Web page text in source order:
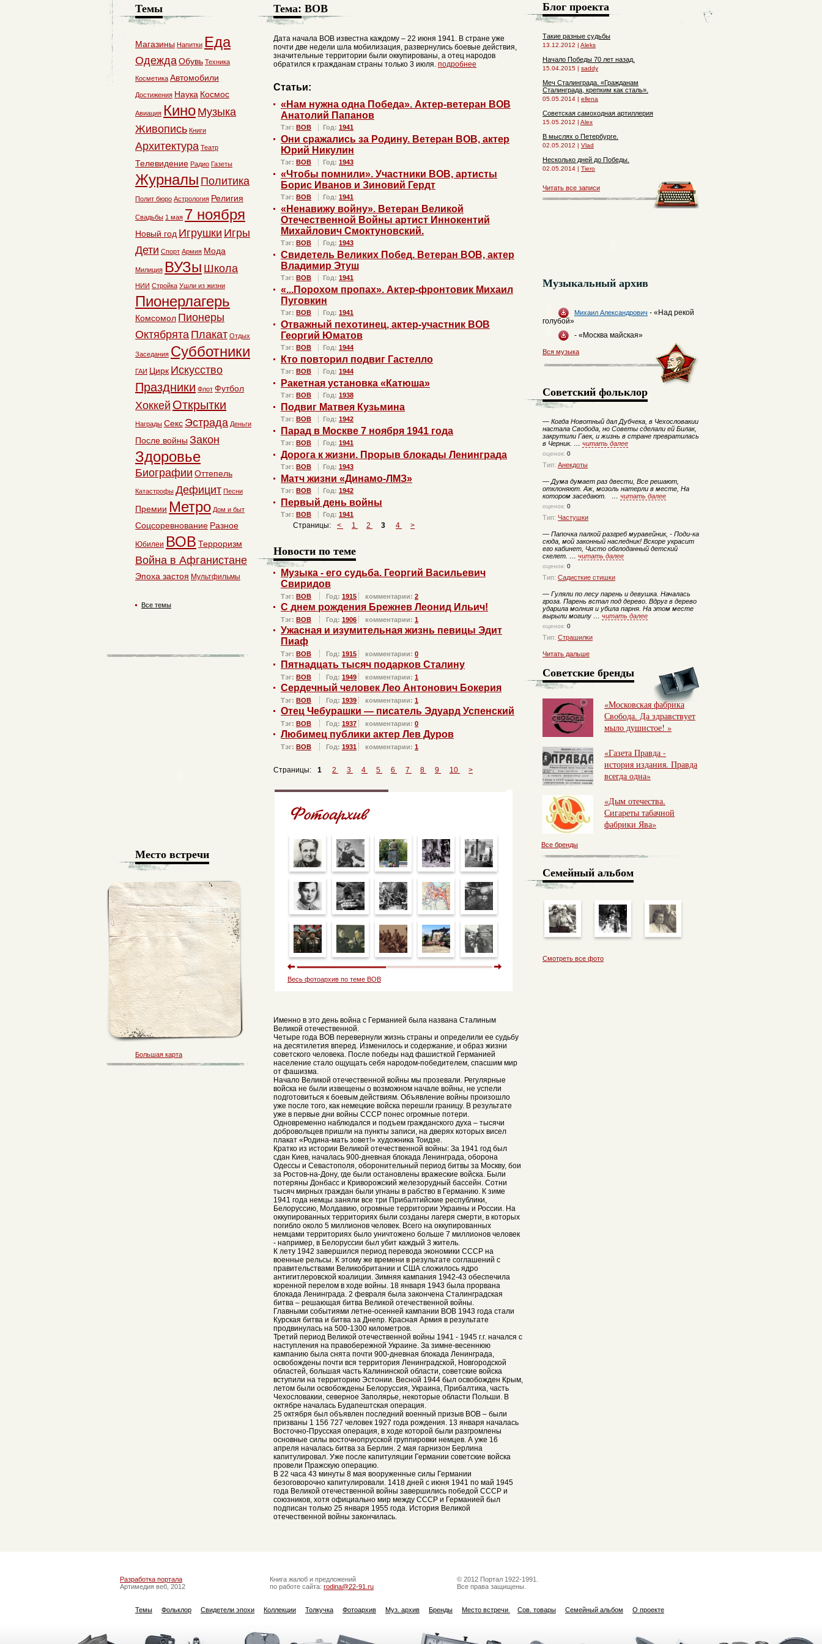
Тема: ВОВ
Дата начала ВОВ известна каждому – 22 июня 1941. В стране уже
почти две недели шла мобилизация, развернулись боевые действия,
значительные территории были оккупированы, а отец народов
обратился к гражданам страны только 3 июля. подробнее
Статьи:
«Нам нужна одна Победа». Актер-ветеран ВОВ
Анатолий Папанов
Тэг: ВОВ Год: 1941
Они сражались за Родину. Ветеран ВОВ, актер
Юрий Никулин
Тэг: ВОВ Год: 1943
«Чтобы помнили». Участники ВОВ, артисты
Борис Иванов и Зиновий Гердт
Тэг: ВОВ Год: 1941
«Ненавижу войну». Ветеран Великой
Отечественной Войны артист Иннокентий
Михайлович Смоктуновский.
Тэг: ВОВ Год: 1943
Свидетель Великих Побед. Ветеран ВОВ, актер
Владимир Этуш
Тэг: ВОВ Год: 1941
«...Порохом пропах». Актер-фронтовик Михаил
Пуговкин
Тэг: ВОВ Год: 1941
Отважный пехотинец, актер-участник ВОВ
Георгий Юматов
Тэг: ВОВ Год: 1944
Кто повторил подвиг Гастелло
Тэг: ВОВ Год: 1944
Ракетная установка «Катюша»
Тэг: ВОВ Год: 1938
Подвиг Матвея Кузьмина
Тэг: ВОВ Год: 1942
Парад в Москве 7 ноября 1941 года
Тэг: ВОВ Год: 1941
Дорога к жизни. Прорыв блокады Ленинграда
Тэг: ВОВ Год: 1943
Матч жизни «Динамо-ЛМЗ»
Тэг: ВОВ Год: 1942
Первый день войны
Тэг: ВОВ Год: 1941
Страницы: < 1 2 3 4 >
Новости по теме
Музыка - его судьба. Георгий Васильевич
Свиридов
Тэг: ВОВ Год: 1915 комментарии: 2
С днем рождения Брежнев Леонид Ильич!
Тэг: ВОВ Год: 1906 комментарии: 1
Ужасная и изумительная жизнь певицы Эдит
Пиаф
Тэг: ВОВ Год: 1915 комментарии: 0
Пятнадцать тысяч подарков Сталину
Тэг: ВОВ Год: 1949 комментарии: 1
Сердечный человек Лео Антонович Бокерия
Тэг: ВОВ Год: 1939 комментарии: 1
Отец Чебурашки — писатель Эдуард Успенский
Тэг: ВОВ Год: 1937 комментарии: 0
Любимец публики актер Лев Дуров
Тэг: ВОВ Год: 1931 комментарии: 1
Страницы: 1 2 3 4 5 6 7 8 9 10 >
Весь фотоархив по теме ВОВ
Именно в это день война с Германией была названа Сталиным
Великой отечественной.
Четыре года ВОВ перевернули жизнь страны и определили ее судьбу
на десятилетия вперед. Изменилось и содержание, и образ жизни
советского человека. После победы над фашисткой Германией
население стало ощущать себя народом-победителем, спасшим мир
от фашизма.
Начало Великой отечественной войны мы прозевали. Регулярные
войска не были извещены о возможном начале войны, не успели
подготовиться к боевым действиям. Объявление войны произошло
уже после того, как немецкие войска перешли границу. В результате
уже в первые дни войны СССР понес огромные потери.
Одновременно наблюдался и подъем гражданского духа – тысячи
добровольцев пришли на пункты записи, на дверях которых висел
плакат «Родина-мать зовет!» художника Тоидзе.
Кратко из истории Великой отечественной войны: За 1941 год был
сдан Киев, началась 900-дневная блокада Ленинграда, оборона
Одессы и Севастополя, оборонительный период битвы за Москву, бои
за Ростов-на-Дону, где были остановлены вражеские войска. Были
потеряны Донбасс и Криворожский железорудный бассейн. Сотни
тысяч мирных граждан были угнаны в рабство в Германию. К зиме
1941 года немцы заняли все три Прибалтийские республики,
Белоруссию, Молдавию, огромные территории Украины и России. На
оккупированных территориях были созданы лагеря смерти, в которых
погибло около 5 миллионов человек. Всего на оккупированных
немцами территориях было уничтожено больше 7 миллионов человек
- например, в Белоруссии был убит каждый 3 житель.
К лету 1942 завершился период перевода экономики СССР на
военные рельсы. К этому же времени в результате соглашений с
правительствами Великобритании и США сложилось ядро
антигитлеровской коалиции. Зимняя кампания 1942-43 обеспечила
коренной перелом в ходе войны. 18 января 1943 была прорвана
блокада Ленинграда. 2 февраля была закончена Сталинградская
битва – решающая битва Великой отечественной войны.
Главными событиями летне-осенней кампании ВОВ 1943 года стали
Курская битва и битва за Днепр. Красная Армия в результате
продвинулась на 500-1300 километров.
Третий период Великой отечественной войны 1941 - 1945 г.г. начался с
наступления на правобережной Украине. За зимне-весеннюю
кампанию была снята почти 900-дневная блокада Ленинграда,
освобождены почти вся территория Ленинградской, Новгородской
областей, большая часть Калининской области, советские войска
вступили на территорию Эстонии. Весной 1944 был освобожден Крым,
летом были освобождены Белоруссия, Украина, Прибалтика, часть
Чехословакии, северное Заполярье, некоторые области Польши. В
октябре началась Будапештская операция.
25 октября был объявлен последний военный призыв ВОВ – были
призваны 1 156 727 человек 1927 года рождения. 13 января началась
Восточно-Прусская операция, в ходе которой были разгромлены
основные силы восточнопрусской группировки немцев. А уже 16
апреля началась битва за Берлин. 2 мая гарнизон Берлина
капитулировал. Уже после капитуляции Германии советские войска
провели Пражскую операцию.
В 22 часа 43 минуты 8 мая вооруженные силы Германии
безоговорочно капитулировали. 1418 дней с июня 1941 по май 1945
года Великой отечественной войны завершились победой СССР и
союзников, хотя официально мир между СССР и Германией был
подписан только 25 января 1955 года. История Великой
отечественной войны закончилась.
Блог проекта
Такие разные судьбы
13.12.2012 | Aleks
Начало Победы 70 лет назад.
15.04.2015 | saddy
Меч Сталинграда. «Гражданам
Сталинграда, крепким как сталь».
05.05.2014 | ellena
Советская самоходная артиллерия
15.05.2012 | Alex
В мыслях о Петербурге.
02.05.2012 | Vlad
Несколько дней до Победы.
02.05.2014 | Tiero
Читать все записи
Музыкальный архив
Михаил Александрович - «Над рекой
голубой»
- «Москва майская»
Вся музыка
Советский фольклор
— Когда Новотный дал Дубчека, в Чехословакии
настала Свобода, но Советы сделали ей Билак,
закрутили Гаек, и жизнь в стране превратилась
в Черник. … читать далее
оценок: 0
Тип: Анекдоты
— Дума думает раз двести, Все решают,
отклоняют. Аж, мозоль натерли в месте, На
котором заседают. … читать далее
оценок: 0
Тип: Частушки
— Папочка палкой разгреб муравейник, - Поди-ка
сюда, мой законный наследник! Вскоре украсит
его кабинет, Чисто обглоданный детский
скелет. … читать далее
оценок: 0
Тип: Садисткие стишки
— Гуляли по лесу парень и девушка. Началась
гроза. Парень встал под дерево. Вдруг в дерево
ударила молния и убила парня. На этом месте
вырыли могилу … читать далее
оценок: 0
Тип: Страшилки
Читать дальше
Советские бренды
«Московская фабрика
Свобода. Да здравствует
мыло душистое! »
«Газета Правда -
история издания. Правда
всегда одна»
«Дым отечества.
Сигареты табачной
фабрики Ява»
Все бренды
Семейный альбом
Смотреть все фото
Темы
Магазины Напитки Еда
ОдеждаОбувь Техника
Косметика Автомобили
Достижения Наука Космос
Авиация Кино Музыка
Живопись Книги
Архитектура Театр
Телевидение Радио Газеты
Журналы Политика
Полит бюро Астрология Религия
Свадьбы 1 мая 7 ноября
Новый год Игрушки Игры
Дети Спорт Армия Мода
Милиция ВУЗы Школа
НИИ Стройка Ушли из жизни
Пионерлагерь
Комсомол Пионеры
Октябрята Плакат Отдых
Заседания Субботники
ГАИ Цирк Искусство
Праздники Флот Футбол
Хоккей Открытки
Награды Секс Эстрада Деньги
После войны Закон
Здоровье
Биографии Оттепель
Катастрофы Дефицит Песни
Премии Метро Дом и быт
Соцсоревнование Разное
Юбилеи ВОВ Терроризм
Война в Афганистане
Эпоха застоя Мультфильмы
Все темы
Место встречи
Большая карта
Разработка портала
Артимедия веб, 2012
Книга жалоб и предложений
по работе сайта: rodina@22-91.ru
© 2012 Портал 1922-1991.
Все права защищены.
Темы Фольклор Свидетели эпохи Коллекции Толкучка Фотоархив Муз. архив Бренды Место встречи Сов. товары Семейный альбом О проекте